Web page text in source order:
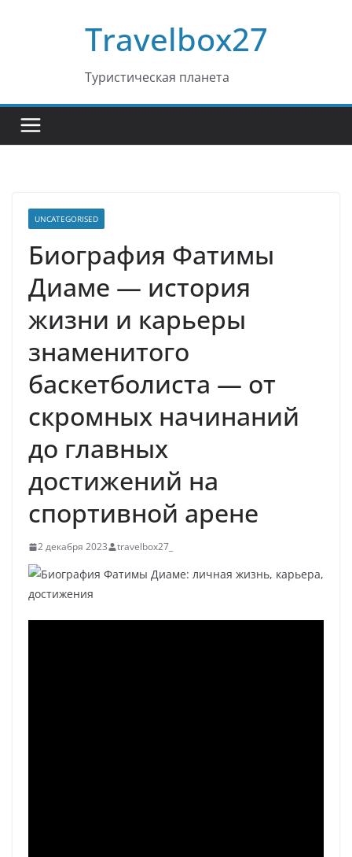
Travelbox27
Туристическая планета
UNCATEGORISED
Биография Фатимы
Диаме — история
жизни и карьеры
знаменитого
баскетболиста — от
скромных начинаний
до главных
достижений на
спортивной арене
2 декабря 2023 travelbox27_